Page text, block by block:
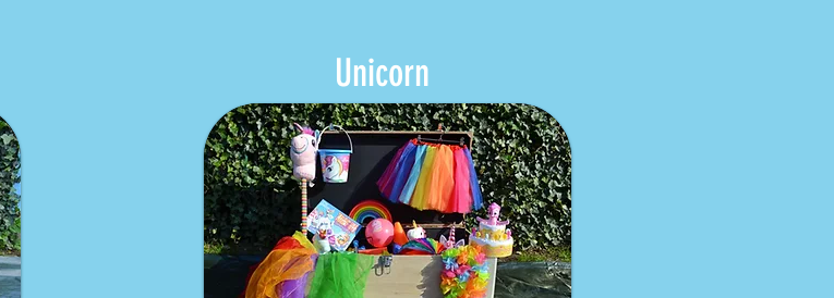
Unicorn